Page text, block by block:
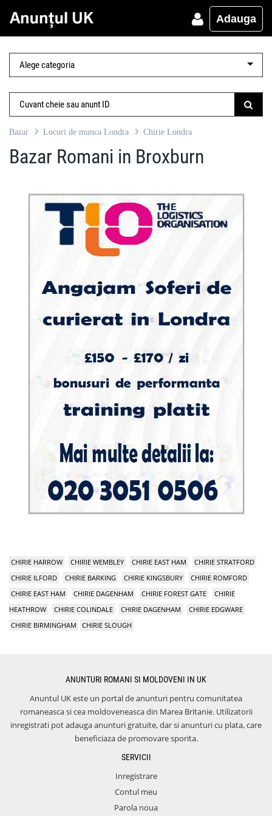
Adauga
Bazar Locuri de munca Londra Chirie Londra
Bazar Romani in Broxburn
CHIRIE HARROW CHIRIE WEMBLEY CHIRIE EAST HAM
CHIRIE STRATFORD
CHIRIE ILFORD
CHIRIE BARKING CHIRIE KINGSBURY
CHIRIE ROMFORD
CHIRIE EAST HAM
CHIRIE DAGENHAM CHIRIE FOREST GATE
CHIRIE
HEATHROW
CHIRIE COLINDALE CHIRIE DAGENHAM
CHIRIE EDGWARE
CHIRIE BIRMINGHAM
CHIRIE SLOUGH
ANUNTURI ROMANI SI MOLDOVENI IN UK
Anuntul UK este un portal de anunturi pentru comunitatea
romaneasca si cea moldoveneasca din Marea Britanie. Utilizatorii
inregistrati pot adauga anunturi gratuite, dar si anunturi cu plata, care
beneficiaza de promovare sporita.
SERVICII
Inregistrare
Contul meu
Parola noua